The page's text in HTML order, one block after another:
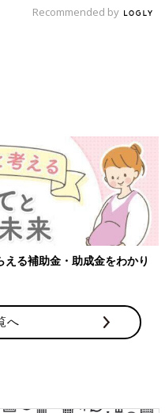
Recommended by
クチン接種できるものも】妊婦
へ